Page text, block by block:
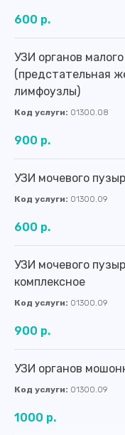
600 р.
УЗИ органов
(предстательная
лимфоузлы)
Код услуги: 01300.08
900 р.
УЗИ мочевого
Код услуги: 01300.09
600 р.
УЗИ мочевого
комплексное
Код услуги: 01300.09
900 р.
УЗИ органов
Код услуги: 01300.09
1000 р.